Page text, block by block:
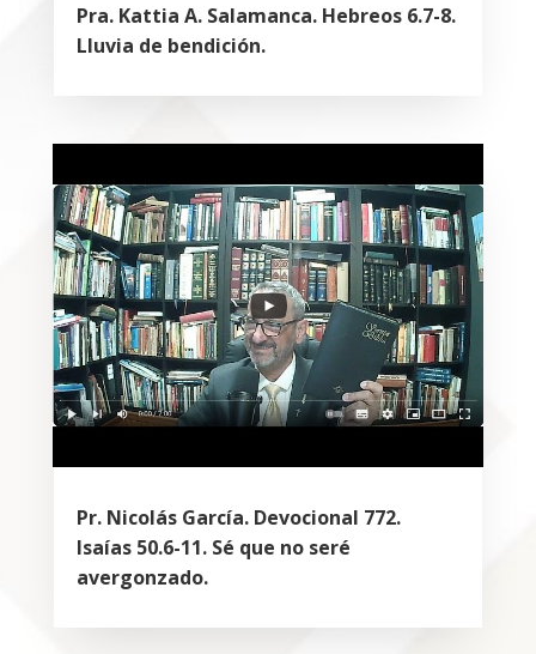
Pra. Kattia A. Salamanca. Hebreos 6.7-8.
Lluvia de bendición.
Pr. Nicolás García. Devocional 772.
Isaías 50.6-11. Sé que no seré
avergonzado.